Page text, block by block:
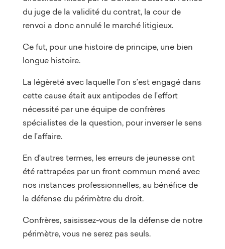
du juge de la validité du contrat, la cour de
renvoi a donc annulé le marché litigieux.
Ce fut, pour une histoire de principe, une bien
longue histoire.
La légèreté avec laquelle l’on s’est engagé dans
cette cause était aux antipodes de l’effort
nécessité par une équipe de confrères
spécialistes de la question, pour inverser le sens
de l’affaire.
En d’autres termes, les erreurs de jeunesse ont
été rattrapées par un front commun mené avec
nos instances professionnelles, au bénéfice de
la défense du périmètre du droit.
Confrères, saisissez-vous de la défense de notre
périmètre, vous ne serez pas seuls.